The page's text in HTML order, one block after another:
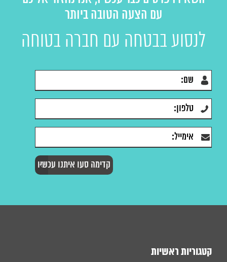
עם הצעה הטובה ביותר
לנסוע בבטחה עם חברה בטוחה
קטגוריות ראשיות